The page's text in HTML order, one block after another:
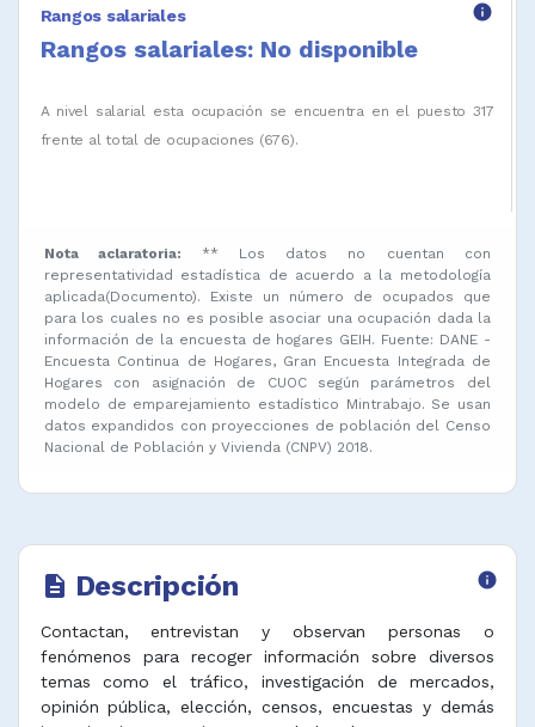
Rangos salariales info
Rangos salariales: No disponible
A nivel salarial esta ocupación se encuentra en el puesto 317
frente al total de ocupaciones (676).
Nota aclaratoria:
** Los datos no cuentan con
representatividad estadística de acuerdo a la metodología
aplicada(Documento). Existe un número de ocupados que
para los cuales no es posible asociar una ocupación dada la
información de la encuesta de hogares GEIH. Fuente: DANE -
Encuesta Continua de Hogares, Gran Encuesta Integrada de
Hogares con asignación de CUOC según parámetros del
modelo de emparejamiento estadístico Mintrabajo. Se usan
datos expandidos con proyecciones de población del Censo
Nacional de Población y Vivienda (CNPV) 2018.
description Descripción info
Contactan, entrevistan y observan personas o
fenómenos para recoger información sobre diversos
temas como el tráfico, investigación de mercados,
opinión pública, elección, censos, encuestas y demás